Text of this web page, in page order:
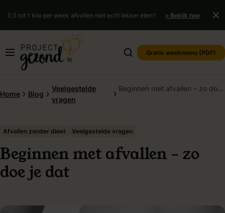
0,5 tot 1 kilo per week afvallen met echt lekker eten? » Bekijk hoe
Gratis weekmenu (PDF)
Home Blog
Veelgestelde
vragen
Beginnen met afvallen – zo doe je dat
Afvallen zonder dieet Veelgestelde vragen
Beginnen met afvallen – zo
doe je dat